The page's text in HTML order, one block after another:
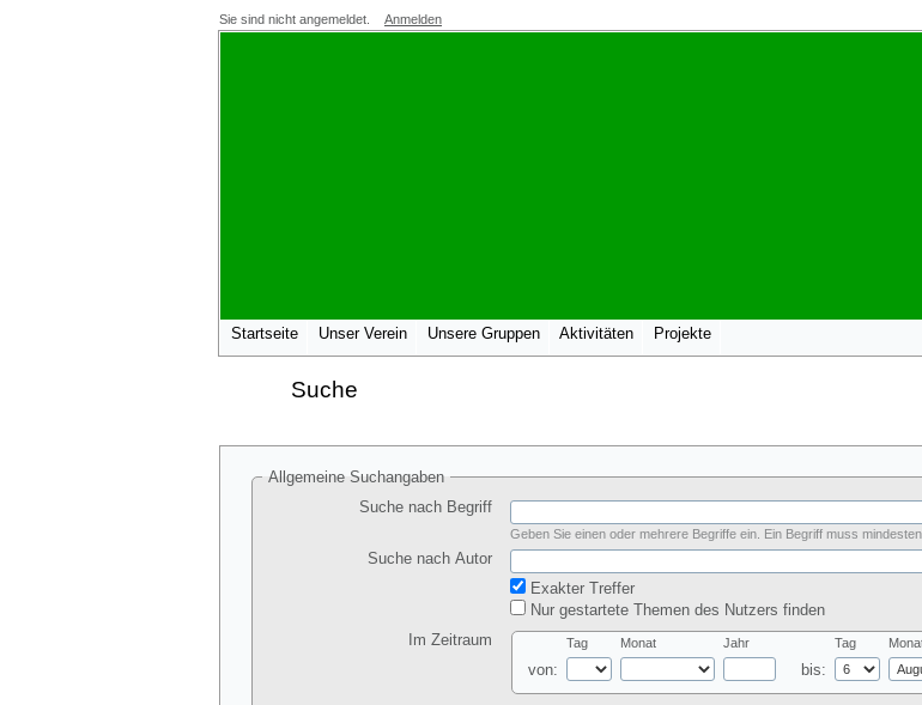
Sie sind nicht angemeldet. Anmelden
Startseite Unser Verein Unsere Gruppen Aktivitäten Projekte
Suche
Allgemeine Suchangaben
Suche nach Begriff
Geben Sie einen oder mehrere Begriffe ein. Ein Begriff muss
Suche nach Autor
Exakter Treffer
Nur gestartete Themen des Nutzers finden
Im Zeitraum
von:
Tag Monat Jahr
bis:
Tag